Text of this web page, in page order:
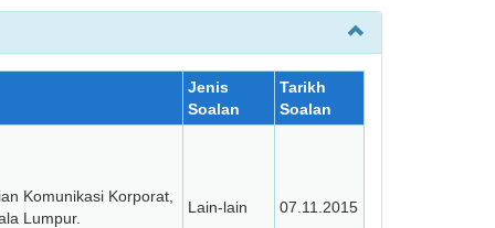
Jenis
Soalan
Tarikh
Soalan
Komunikasi Korporat,
Lumpur.
Lain-lain 07.11.2015